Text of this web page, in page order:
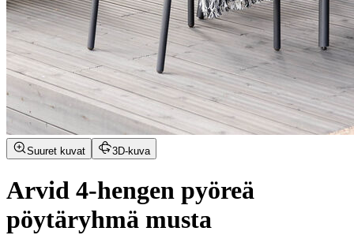
Suuret kuvat 3D-kuva
Arvid 4-hengen pyöreä
pöytäryhmä musta